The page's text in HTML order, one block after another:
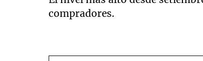
compradores.